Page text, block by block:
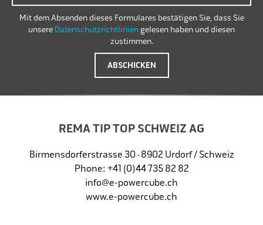
Mit dem Absenden dieses Formulares bestätigen Sie, dass Sie
unsere Datenschutzrichtlinien gelesen haben und diesen
zustimmen.
REMA TIP TOP SCHWEIZ AG
Birmensdorferstrasse 30 · 8902 Urdorf / Schweiz
Phone: +41 (0)44 735 82 82
info@e-powercube.ch
www.e-powercube.ch